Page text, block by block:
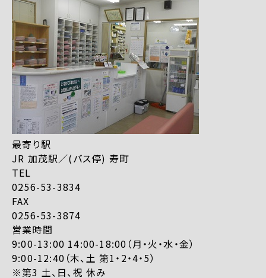
最寄り駅
JR 加茂駅／(バス停) 寿町
TEL
0256-53-3834
FAX
0256-53-3874
営業時間
9:00-13:00 14:00-18:00（月・火・水・金）
9:00-12:40（木、土 第1・2・4・5）
※第3 土、日、祝 休み